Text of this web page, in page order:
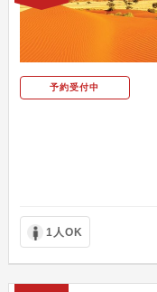
予約受付中
1人OK